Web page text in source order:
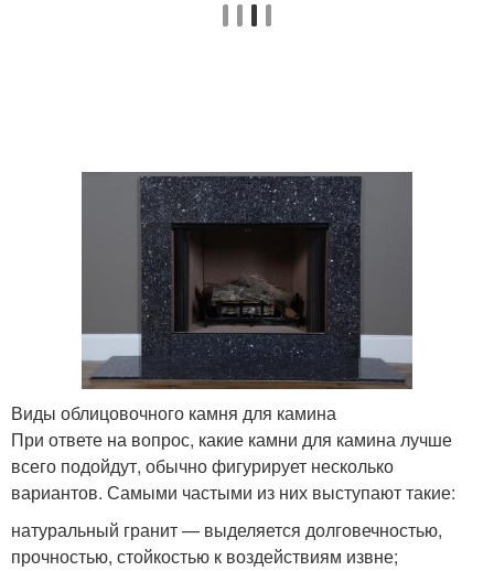
Виды облицовочного камня для камина
При ответе на вопрос, какие камни для камина лучше
всего подойдут, обычно фигурирует несколько
вариантов. Самыми частыми из них выступают такие:
натуральный гранит — выделяется долговечностью,
прочностью, стойкостью к воздействиям извне;